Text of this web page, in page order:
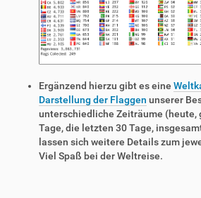
Ergänzend hierzu gibt es eine
Darstellung der Flaggen unserer
unterschiedliche Zeiträume (heute,
Tage, die letzten 30 Tage,
lassen sich weitere Details zum
Viel Spaß bei der Weltreise.